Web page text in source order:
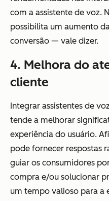
com a assistente de voz.
possibilita um aumento
conversão — vale dizer.
4. Melhora do
cliente
Integrar assistentes de
tende a melhorar
experiência do usuário.
pode fornecer respostas
guiar os consumidores
compra e/ou solucionar
um tempo valioso para a